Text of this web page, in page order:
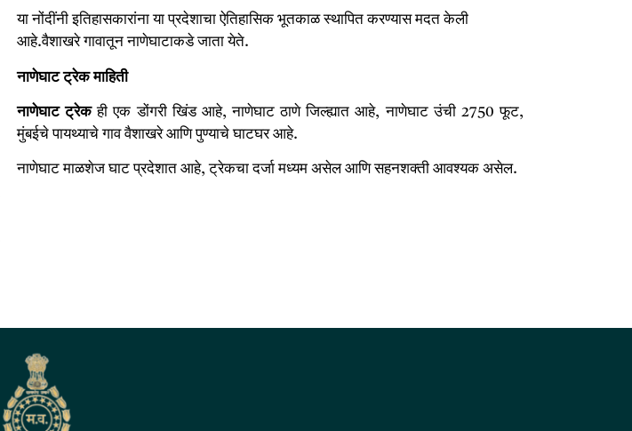
या नोंदींनी इतिहासकारांना या प्रदेशाचा ऐतिहासिक भूतकाळ स्थापित करण्यास मदत केली
आहे.वैशाखरे गावातून नाणेघाटाकडे जाता येते.
नाणेघाटट्रेकमाहिती
नाणेघाटट्रेकही एक डोंगरी खिंड आहे, नाणेघाट ठाणे जिल्ह्यात आहे, नाणेघाट उंची 2750 फूट,
मुंबईचे पायथ्याचे गाव वैशाखरे आणि पुण्याचे घाटघर आहे.
नाणेघाट माळशेज घाट प्रदेशात आहे, ट्रेकचा दर्जा मध्यम असेल आणि सहनशक्ती आवश्यक असेल.